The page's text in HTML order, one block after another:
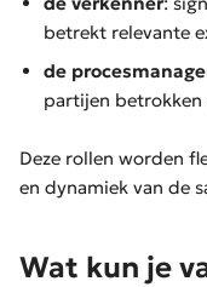
betrekt relevante
de
partijen
Deze rollen worden
en dynamiek van de
Wat kun je